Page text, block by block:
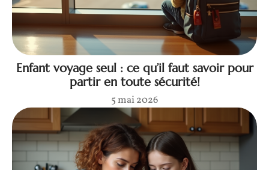
Enfant voyage seul : ce qu’il faut savoir pour
partir en toute sécurité!
5 mai 2026